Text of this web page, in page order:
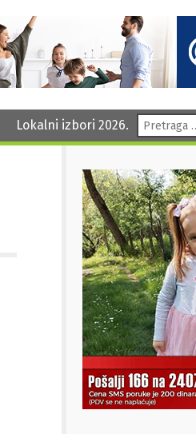
Lokalni izbori 2026. Pretraga: